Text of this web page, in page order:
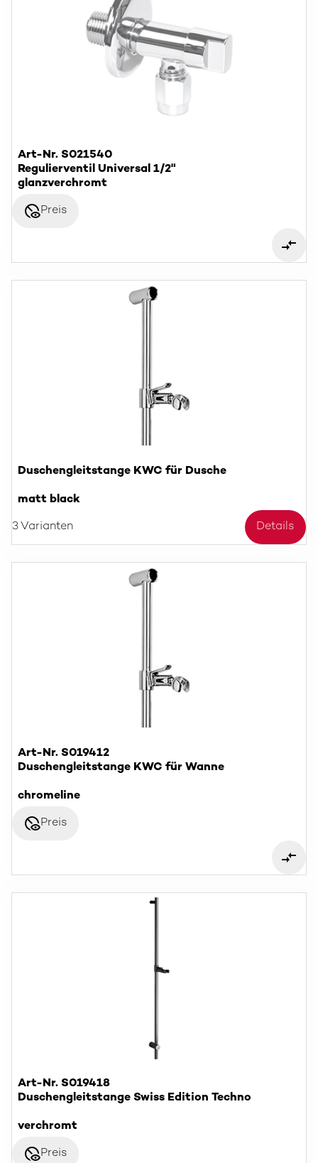
Art-Nr. S021540
Regulierventil Universal 1/2"
glanzverchromt
disabled_visiblePreis
Duschengleitstange KWC für Dusche
matt black
3 Varianten Details
Art-Nr. S019412
Duschengleitstange KWC für Wanne
chromeline
disabled_visiblePreis
Art-Nr. S019418
Duschengleitstange Swiss Edition Techno
verchromt
disabled_visiblePreis